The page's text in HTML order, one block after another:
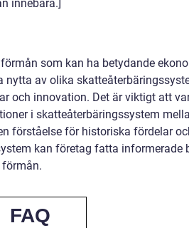
innebära.]
som kan ha betydande
nytta av olika
och innovation. Det är viktigt att
i skatteåterbäringssystem
förståelse för historiska fördelar
kan företag fatta informerade
FAQ